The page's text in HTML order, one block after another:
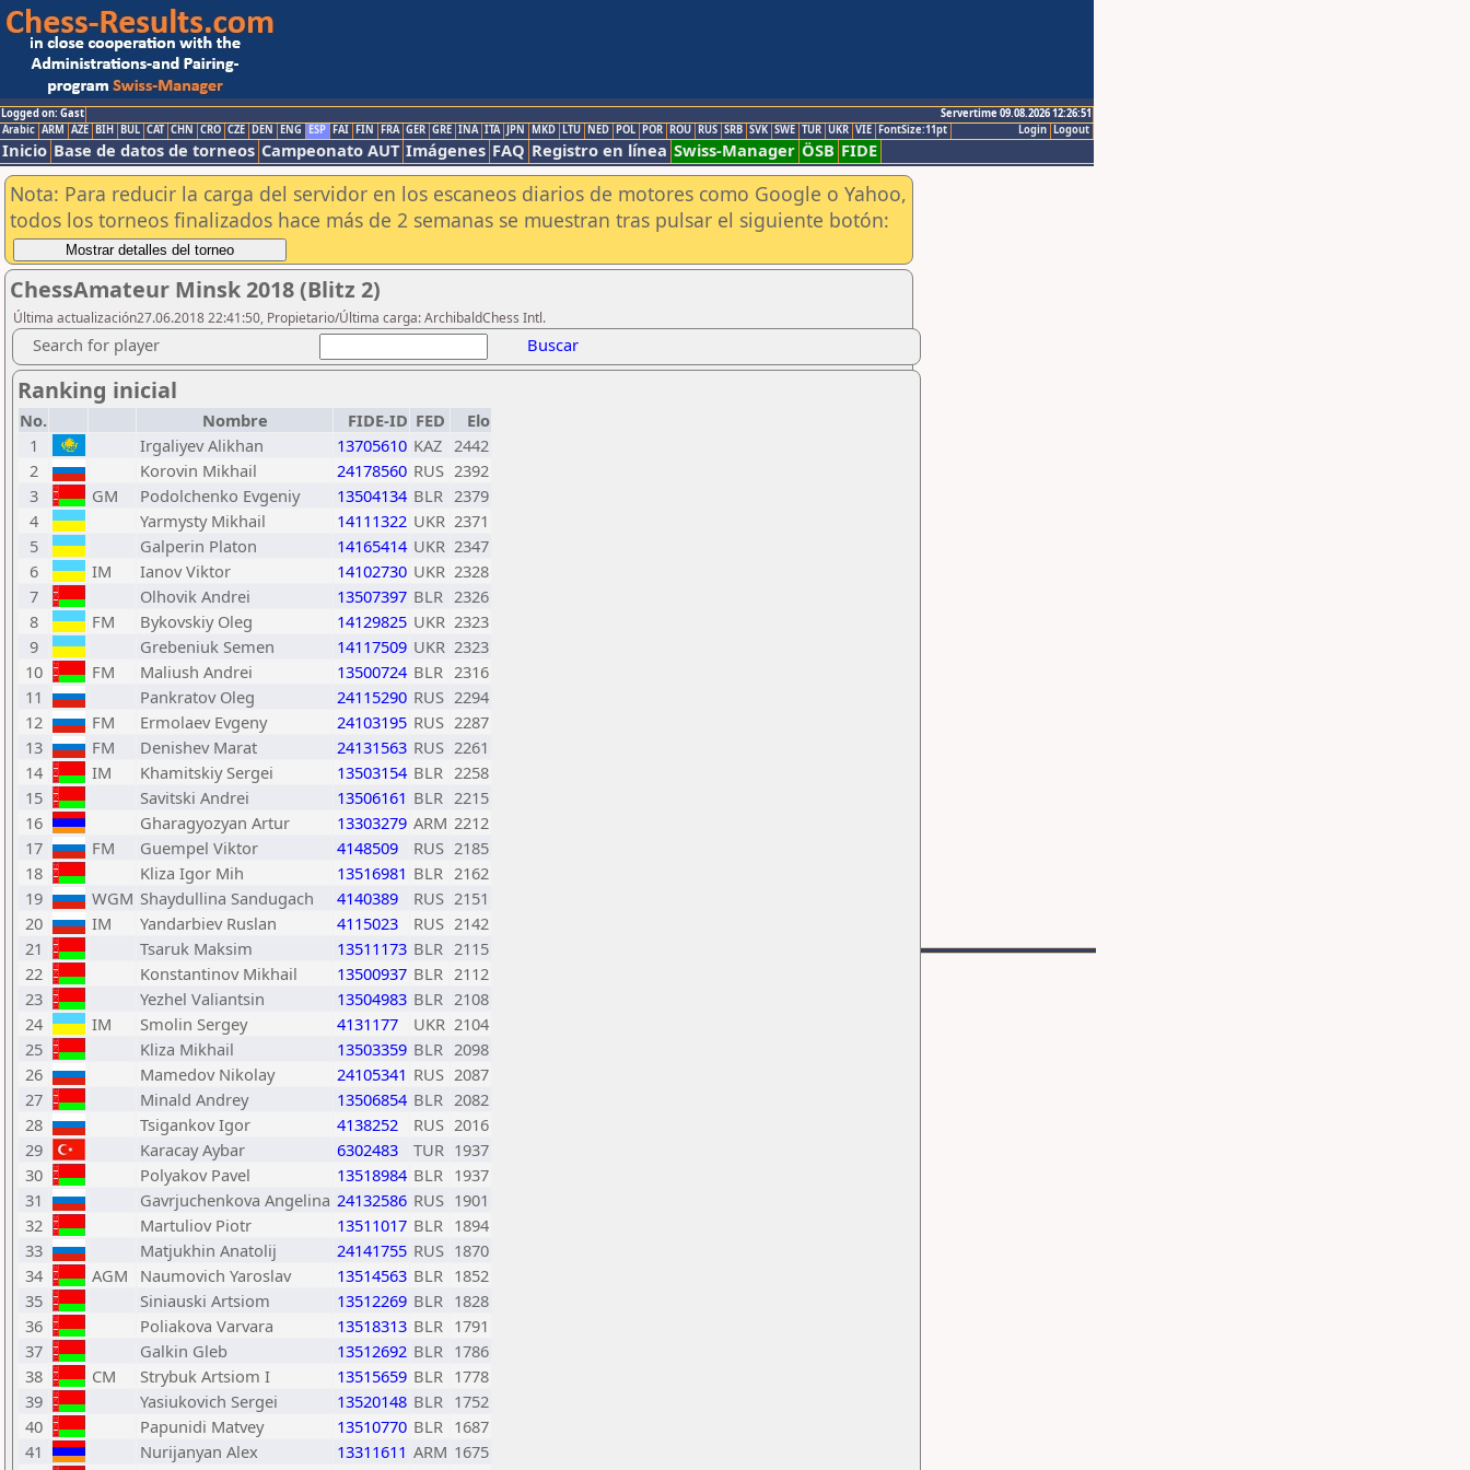
Logged on: Gast
Servertime 09.08.2026 12:26:51
Logout
Login
Arabic ARM AZE BIH BUL CAT CHN CRO CZE DEN ENG ESP FAI FIN FRA GER GRE INA ITA JPN MKD LTU NED POL POR ROU RUS SRB SVK SWE TUR UKR VIE FontSize:11pt
Inicio Base de datos de torneos Campeonato AUT Imágenes FAQ Registro en línea Swiss-Manager ÖSB FIDE
Nota: Para reducir la carga del servidor en los escaneos diarios de motores como Google o Yahoo,
todos los torneos finalizados hace más de 2 semanas se muestran tras pulsar el siguiente botón:
ChessAmateur Minsk 2018 (Blitz 2)
Última actualización27.06.2018 22:41:50, Propietario/Última carga: ArchibaldChess Intl.
Search for player Buscar
Ranking inicial
No. Nombre FIDE-ID FED
Elo
1
Irgaliyev Alikhan 13705610 KAZ 2442
2
Korovin Mikhail 24178560 RUS 2392
3
GM Podolchenko Evgeniy 13504134 BLR 2379
4
Yarmysty Mikhail 14111322 UKR 2371
5
Galperin Platon 14165414 UKR 2347
6
IM Ianov Viktor 14102730 UKR 2328
7
Olhovik Andrei 13507397 BLR 2326
8
FM Bykovskiy Oleg 14129825 UKR 2323
9
Grebeniuk Semen 14117509 UKR 2323
10
FM Maliush Andrei 13500724 BLR 2316
11
Pankratov Oleg 24115290 RUS 2294
12
FM Ermolaev Evgeny 24103195 RUS 2287
13
FM Denishev Marat 24131563 RUS 2261
14
IM Khamitskiy Sergei 13503154 BLR 2258
15
Savitski Andrei 13506161 BLR 2215
16
Gharagyozyan Artur 13303279 ARM 2212
17
FM Guempel Viktor 4148509 RUS 2185
18
Kliza Igor Mih 13516981 BLR 2162
19
WGM Shaydullina Sandugach 4140389 RUS 2151
20
IM Yandarbiev Ruslan 4115023 RUS 2142
21
Tsaruk Maksim 13511173 BLR 2115
22
Konstantinov Mikhail 13500937 BLR 2112
23
Yezhel Valiantsin 13504983 BLR 2108
24
IM Smolin Sergey 4131177 UKR 2104
25
Kliza Mikhail 13503359 BLR 2098
26
Mamedov Nikolay 24105341 RUS 2087
27
Minald Andrey 13506854 BLR 2082
28
Tsigankov Igor 4138252 RUS 2016
29
Karacay Aybar 6302483 TUR 1937
30
Polyakov Pavel 13518984 BLR 1937
31
Gavrjuchenkova Angelina 24132586 RUS 1901
32
Martuliov Piotr 13511017 BLR 1894
33
Matjukhin Anatolij 24141755 RUS 1870
34
AGM Naumovich Yaroslav 13514563 BLR 1852
35
Siniauski Artsiom 13512269 BLR 1828
36
Poliakova Varvara 13518313 BLR 1791
37
Galkin Gleb 13512692 BLR 1786
38
CM Strybuk Artsiom I 13515659 BLR 1778
39
Yasiukovich Sergei 13520148 BLR 1752
40
Papunidi Matvey 13510770 BLR 1687
41
Nurijanyan Alex 13311611 ARM 1675